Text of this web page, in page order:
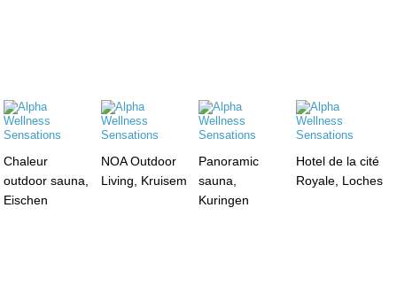
Chaleur
outdoor sauna,
Eischen
NOA Outdoor
Living, Kruisem
Panoramic
sauna,
Kuringen
Hotel de la cité
Royale, Loches